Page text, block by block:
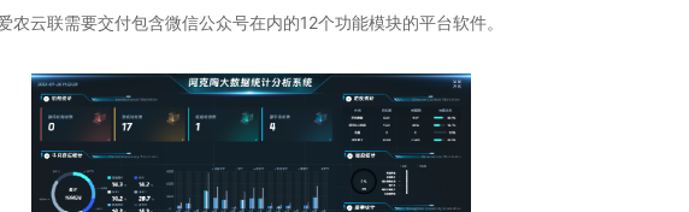
农云联需要交付包含微信公众号在内的12个功能模块的平台软件。